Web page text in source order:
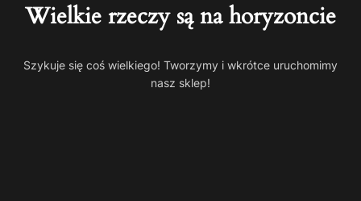
Wielkie rzeczy są na horyzoncie
Szykuje się coś wielkiego! Tworzymy i wkrótce uruchomimy
nasz sklep!